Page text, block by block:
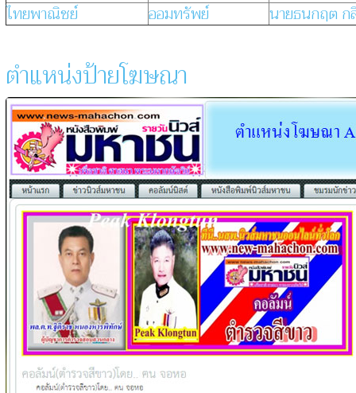
ไทยพาณิชย์
ออมทรัพย์ นายธนกฤต
ตำแหน่งป้ายโฆษณา